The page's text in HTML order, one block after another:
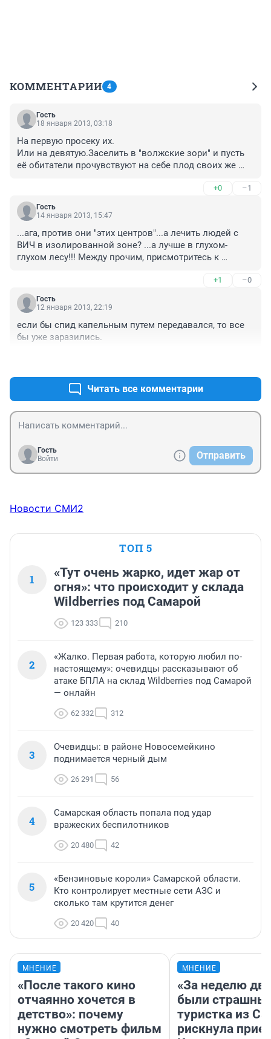
КОММЕНТАРИИ 4
Гость
18 января 2013, 03:18
На первую просеку их.
Или на девятую.Заселить в "волжские зори" и пусть
её обитатели прочувствуют на себе плод своих же
+0 –1
Гость
14 января 2013, 15:47
...ага, против они "этих центров"...а лечить людей с
ВИЧ в изолированной зоне? ...а лучше в глухом-
глухом лесу!!! Между прочим, присмотритесь к
города....страшилка совсем рядом и передаётся
"тубик" как раз таки воздушно капельным путём...и
ещё куча других вирусных заболеваний, которые
ВИЧ....непросвещённые люди в этом
вопросе...темнота!!!
+1 –0
Гость
12 января 2013, 22:19
если бы спид капельным путем передавался, то все
бы уже заразились.
Читать все комментарии
Гость
Войти
Отправить
Новости СМИ2
ТОП 5
1
«Тут очень жарко, идет жар от
огня»: что происходит у склада
Wildberries под Самарой
123 333 210
2
«Жалко. Первая работа, которую любил по-
настоящему»: очевидцы рассказывают об
атаке БПЛА на склад Wildberries под Самарой
— онлайн
62 332 312
3
Очевидцы: в районе Новосемейкино
поднимается черный дым
26 291 56
4
Самарская область попала под удар
вражеских беспилотников
20 480 42
5
«Бензиновые короли» Самарской области.
Кто контролирует местные сети АЗС и
сколько там крутится денег
20 420 40
МНЕНИЕ
«После такого кино
отчаянно хочется в
детство»: почему
нужно смотреть фильм
МНЕНИЕ
«За неделю
были
туристка из
рискнула